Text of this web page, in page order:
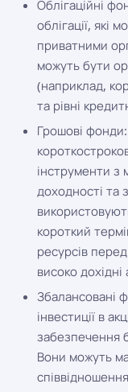
Облігаційні
облігації, які
приватними
можуть бути
(наприклад,
та рівні
Грошові
інструменти з
доходності та
короткий
ресурсів
високо дохідні
Збалансовані
інвестиції в
забезпечення
Вони можуть